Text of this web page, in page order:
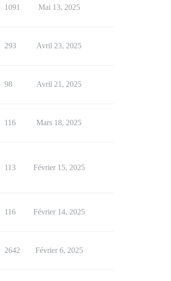
1091 Mai 13, 2025
293 Avril 23, 2025
98 Avril 21, 2025
116 Mars 18, 2025
113 Février 15, 2025
116 Février 14, 2025
2642 Février 6, 2025